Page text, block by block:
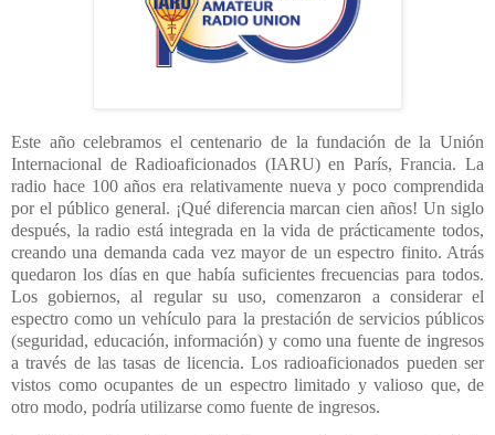
Este año celebramos el centenario de la fundación de la Unión
Internacional de Radioaficionados (IARU) en París, Francia. La
radio hace 100 años era relativamente nueva y poco comprendida
por el público general. ¡Qué diferencia marcan cien años! Un siglo
después, la radio está integrada en la vida de prácticamente todos,
creando una demanda cada vez mayor de un espectro finito. Atrás
quedaron los días en que había suficientes frecuencias para todos.
Los gobiernos, al regular su uso, comenzaron a considerar el
espectro como un vehículo para la prestación de servicios públicos
(seguridad, educación, información) y como una fuente de ingresos
a través de las tasas de licencia. Los radioaficionados pueden ser
vistos como ocupantes de un espectro limitado y valioso que, de
otro modo, podría utilizarse como fuente de ingresos.